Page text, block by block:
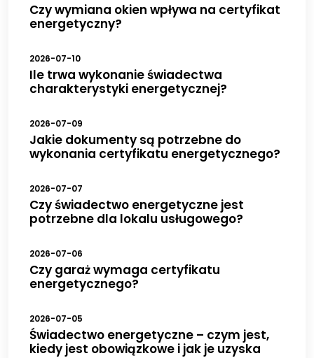
Czy wymiana okien wpływa na certyfikat
energetyczny?
2026-07-10
Ile trwa wykonanie świadectwa
charakterystyki energetycznej?
2026-07-09
Jakie dokumenty są potrzebne do
wykonania certyfikatu energetycznego?
2026-07-07
Czy świadectwo energetyczne jest
potrzebne dla lokalu usługowego?
2026-07-06
Czy garaż wymaga certyfikatu
energetycznego?
2026-07-05
Świadectwo energetyczne – czym jest,
kiedy jest obowiązkowe i jak je uzyska